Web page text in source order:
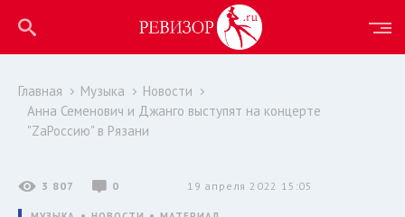
Главная Музыка
Новости
Анна Семенович и Джанго выступят на концерте
"ZaРоссию" в Рязани
3 807 0 19 апреля 2022 15:05